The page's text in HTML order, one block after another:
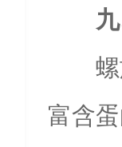
九
富含